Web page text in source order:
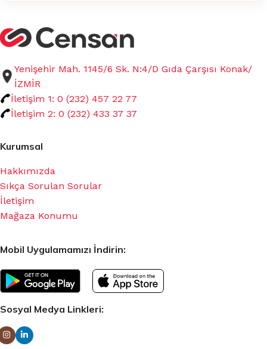
Yenişehir Mah. 1145/6 Sk. N:4/D Gıda Çarşısı Konak/
İZMİR
İletişim 1: 0 (232) 457 22 77
İletişim 2: 0 (232) 433 37 37
Kurumsal
Hakkımızda
Sıkça Sorulan Sorular
İletişim
Mağaza Konumu
Mobil Uygulamamızı İndirin:
Sosyal Medya Linkleri: